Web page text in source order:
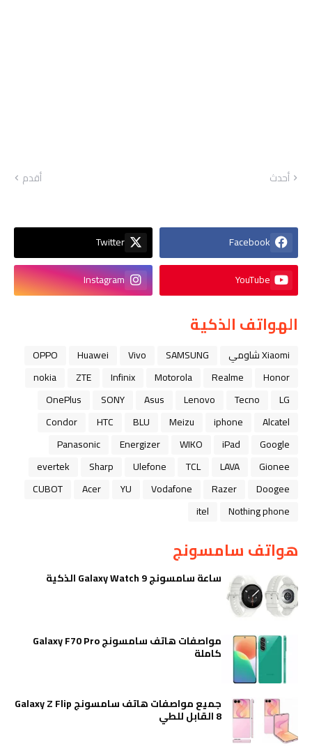
أحدث أقدم
Facebook
Twitter
YouTube
Instagram
الهواتف الذكية
Xiaomi شاومي SAMSUNG
Vivo
Huawei
OPPO
Honor
Realme
Motorola
Infinix
ZTE
nokia
LG
Tecno
Lenovo
Asus
SONY
OnePlus
Alcatel
iphone
Meizu
BLU
HTC
Condor
Google
iPad
WIKO
Energizer
Panasonic
Gionee
LAVA
TCL
Ulefone
Sharp
evertek
Doogee
Razer
Vodafone
YU
Acer
CUBOT
Nothing phone
itel
هواتف سامسونج
ساعة سامسونج Galaxy Watch 9 الذكية
مواصفات هاتف سامسونج Galaxy F70 Pro
كاملة
جميع مواصفات هاتف سامسونج Galaxy Z Flip
8 القابل للطي